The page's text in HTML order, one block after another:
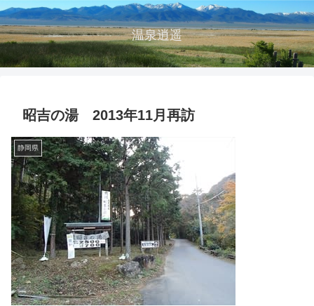
温泉逍遥
昭吉の湯 2013年11月再訪
静岡県